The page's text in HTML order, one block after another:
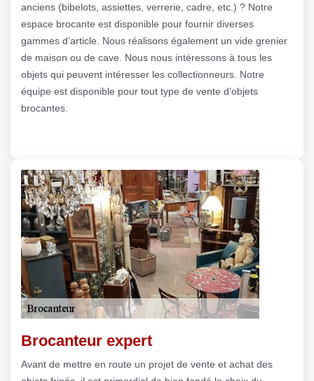
anciens (bibelots, assiettes, verrerie, cadre, etc.) ? Notre
espace brocante est disponible pour fournir diverses
gammes d’article. Nous réalisons également un vide grenier
de maison ou de cave. Nous nous intéressons à tous les
objets qui peuvent intéresser les collectionneurs. Notre
équipe est disponible pour tout type de vente d’objets
brocantes.
Brocanteur expert
Avant de mettre en route un projet de vente et achat des